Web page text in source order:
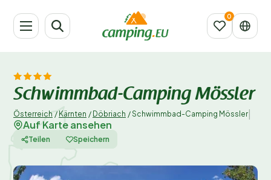
Schwimmbad-Camping Mössler
Österreich / Kärnten / Döbriach /Schwimmbad-Camping Mössler
Auf Karte ansehen
Teilen Speichern